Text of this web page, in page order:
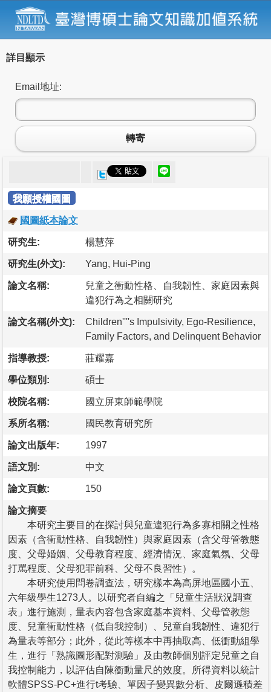
詳目顯示
Email地址:
轉寄
我願授權國圖
國圖紙本論文
研究生: 楊慧萍
研究生(外文): Yang, Hui-Ping
論文名稱:
兒童之衝動性格、自我韌性、家庭因素與
違犯行為之相關研究
論文名稱(外文):
Children''''s Impulsivity, Ego-Resilience,
Family Factors, and Delinquent Behavior
指導教授: 莊耀嘉
學位類別: 碩士
校院名稱: 國立屏東師範學院
系所名稱: 國民教育研究所
論文出版年: 1997
語文別: 中文
論文頁數: 150
論文摘要
本研究主要目的在探討與兒童違犯行為多寡相關之性格
因素（含衝動性格、自我韌性）與家庭因素（含父母管教態
度、父母婚姻、父母教育程度、經濟情況、家庭氣氛、父母
打罵程度、父母犯罪前科、父母不良習性）。
本研究使用問卷調查法，研究樣本為高屏地區國小五、
六年級學生1273人。以研究者自編之「兒童生活狀況調查
表」進行施測，量表內容包含家庭基本資料、父母管教態
度、兒童衝動性格（低自我控制）、兒童自我韌性、違犯行
為量表等部分；此外，從此等樣本中再抽取高、低衝動組學
生，進行「熟識圖形配對測驗」及由教師個別評定兒童之自
我控制能力，以評估自陳衝動量尺的效度。所得資料以統計
軟體SPSS-PC+進行t考驗、單因子變異數分析、皮爾遜積差